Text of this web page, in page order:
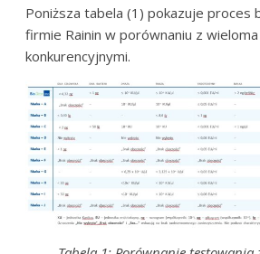
Poniższa tabela (1) pokazuje proces
firmie Rainin w porównaniu z
konkurencyjnymi.